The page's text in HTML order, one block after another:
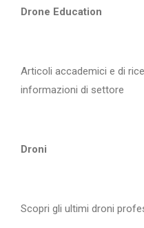
Drone Education
Articoli accademici e di
informazioni di settore
Droni
Scopri gli ultimi droni